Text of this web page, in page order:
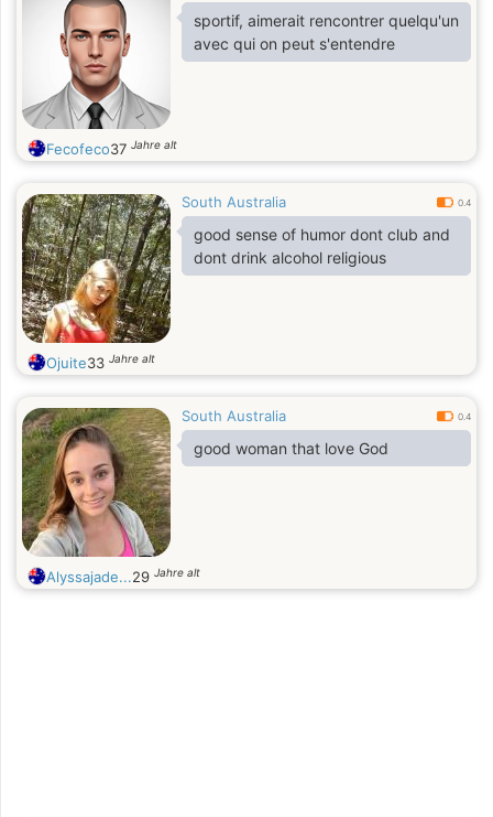
sportif, aimerait rencontrer quelqu'un
avec qui on peut s'entendre
Fecofeco37 Jahre alt
South Australia 0.4
good sense of humor dont club and
dont drink alcohol religious
Ojuite33 Jahre alt
South Australia 0.4
good woman that love God
Alyssajade...29 Jahre alt